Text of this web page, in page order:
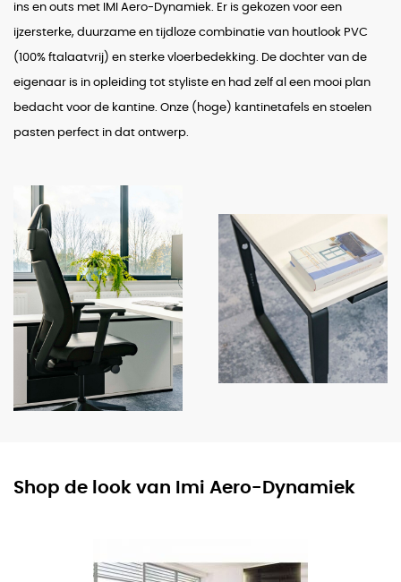
ins en outs met IMI Aero-Dynamiek. Er is gekozen voor een
ijzersterke, duurzame en tijdloze combinatie van houtlook PVC
(100% ftalaatvrij) en sterke vloerbedekking. De dochter van de
eigenaar is in opleiding tot styliste en had zelf al een mooi plan
bedacht voor de kantine. Onze (hoge) kantinetafels en stoelen
pasten perfect in dat ontwerp.
Shop de look van Imi Aero-Dynamiek